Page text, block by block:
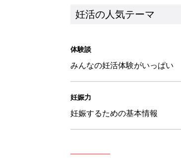
妊活の人気テーマ
体験談
みんなの妊活体験がいっぱい
妊娠力
妊娠するための基本情報